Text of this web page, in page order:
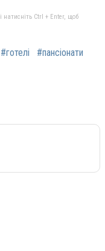
натисніть Ctrl + Enter, щоб
#готелі
#пансіонати